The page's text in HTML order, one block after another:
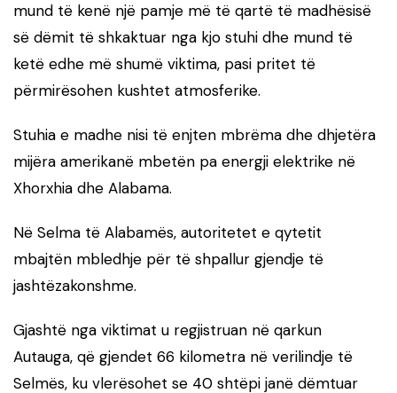
mund të kenë një pamje më të qartë të madhësisë
së dëmit të shkaktuar nga kjo stuhi dhe mund të
ketë edhe më shumë viktima, pasi pritet të
përmirësohen kushtet atmosferike.
Stuhia e madhe nisi të enjten mbrëma dhe dhjetëra
mijëra amerikanë mbetën pa energji elektrike në
Xhorxhia dhe Alabama.
Në Selma të Alabamës, autoritetet e qytetit
mbajtën mbledhje për të shpallur gjendje të
jashtëzakonshme.
Gjashtë nga viktimat u regjistruan në qarkun
Autauga, që gjendet 66 kilometra në verilindje të
Selmës, ku vlerësohet se 40 shtëpi janë dëmtuar